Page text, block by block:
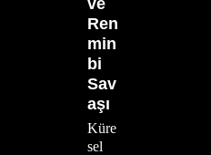
Ren
min
bi
Sav
aşı
Küre
sel